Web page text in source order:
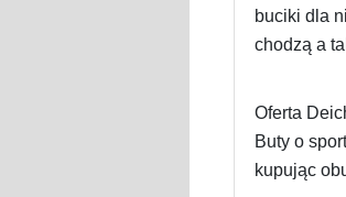
buciki dla
chodzą a
Oferta
Buty o
kupując